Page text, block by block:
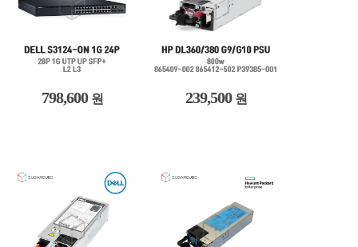
798,600 원 239,500 원